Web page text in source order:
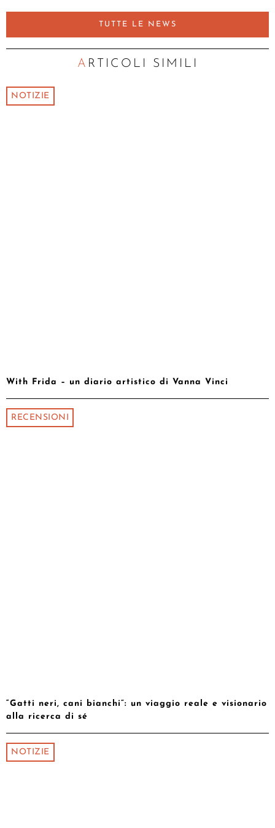
TUTTE LE NEWS
ARTICOLI SIMILI
NOTIZIE
With Frida – un diario artistico di Vanna Vinci
RECENSIONI
“Gatti neri, cani bianchi”: un viaggio reale e visionario
alla ricerca di sé
NOTIZIE